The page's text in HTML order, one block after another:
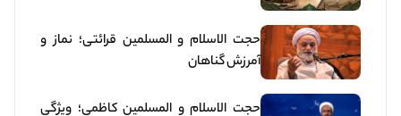
حجت الاسلام و المسلمین قرائتی؛ نماز و
آمرزش گناهان
حجت الاسلام و المسلمین کاظمی؛ ویژگی